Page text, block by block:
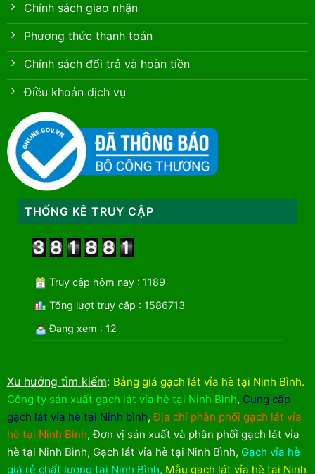
Chính sách giao nhận
Phương thức thanh toán
Chính sách đổi trả và hoàn tiền
Điều khoản dịch vụ
THỐNG KÊ TRUY CẬP
Truy cập hôm nay : 1189
Tổng lượt truy cập : 1586713
Đang xem : 12
Xu hướng tìm kiếm: Bảng giá gạch lát vỉa hè tại Ninh Bình.
Công ty sản xuất gạch lát vỉa hè tại Ninh Bình, Cung cấp
gạch lát vỉa hè tại Ninh bình,Địa chỉ phân phối gạch lát vỉa
hè tại Ninh Bình,Đơn vị sản xuất và phân phối gạch lát vỉa
hè tại Ninh Bình, Gạch lát vỉa hè tại Ninh Bình, Gạch vỉa hè
giá rẻ chất lượng tại Ninh Bình, Mẫu gạch lát vỉa hè tại Ninh